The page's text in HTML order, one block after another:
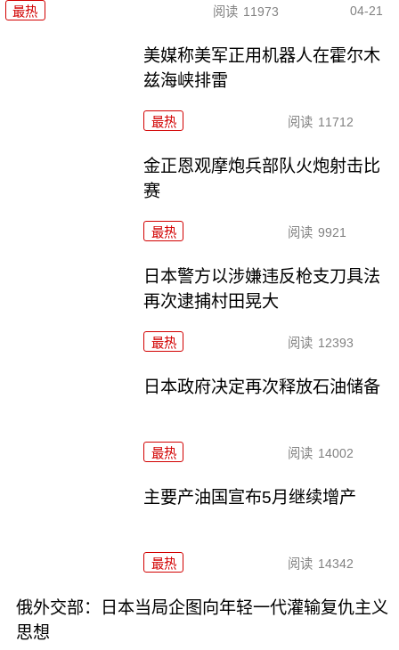
最热 阅读 11973 04-21
美媒称美军正用机器人在霍尔木
兹海峡排雷
最热 阅读 11712
金正恩观摩炮兵部队火炮射击比
赛
最热 阅读 9921
日本警方以涉嫌违反枪支刀具法
再次逮捕村田晃大
最热 阅读 12393
日本政府决定再次释放石油储备
最热 阅读 14002
主要产油国宣布5月继续增产
最热 阅读 14342
俄外交部：日本当局企图向年轻一代灌输复仇主义
思想